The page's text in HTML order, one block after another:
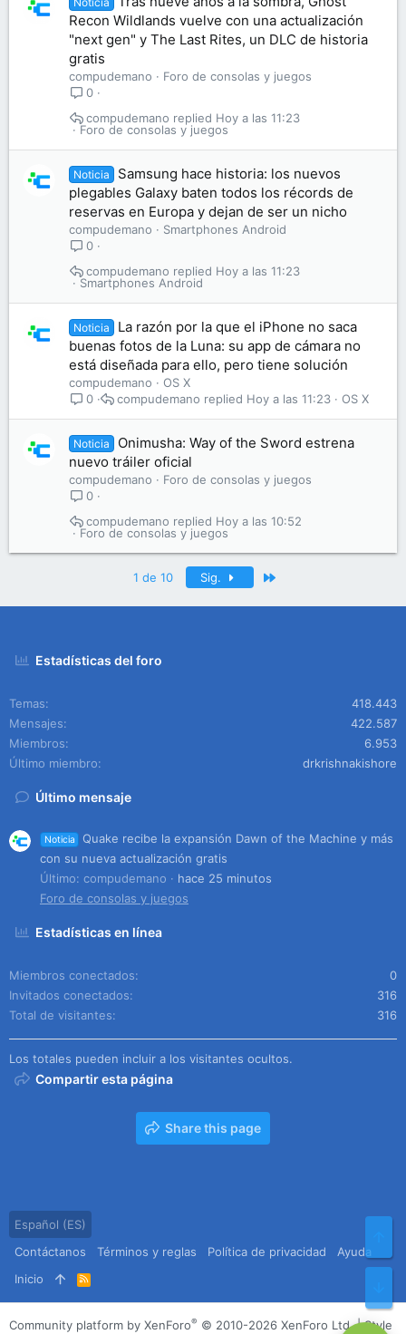
Recon Wildlands vuelve con una actualización
"next gen" y The Last Rites, un DLC de historia
gratis
compudemano
Foro de consolas y juegos
0
Foro de consolas y juegos
Hoy a las 11:23
compudemano
Noticia
Samsung hace historia: los nuevos
plegables Galaxy baten todos los récords de
reservas en Europa y dejan de ser un nicho
compudemano
Smartphones Android
0
Smartphones Android
Hoy a las 11:23
compudemano
Noticia
La razón por la que el iPhone no saca
buenas fotos de la Luna: su app de cámara no
está diseñada para ello, pero tiene solución
compudemano
OS X
0
OS X
Hoy a las 11:23
compudemano
Noticia
Onimusha: Way of the Sword estrena
nuevo tráiler oficial
compudemano
Foro de consolas y juegos
0
Foro de consolas y juegos
Hoy a las 10:52
compudemano
1 de 10 Sig.
Estadísticas del foro
Temas
418.443
Mensajes
422.587
Miembros
6.953
Último miembro
drkrishnakishore
Último mensaje
Noticia
Quake recibe la expansión Dawn of the Machine y más
con su nueva actualización gratis
Último: compudemano
hace 25 minutos
Foro de consolas y juegos
Estadísticas en línea
Miembros conectados
0
Invitados conectados
316
Total de visitantes
316
Los totales pueden incluir a los visitantes ocultos.
Compartir esta página
Share this page
Español (ES)
Contáctanos
Términos y reglas Política de privacidad
Ayuda
Inicio
R
S
S
Community platform by XenForo® © 2010-2026 XenForo Ltd. |Style